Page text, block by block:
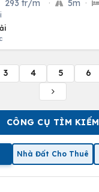
CÔNG CỤ TÌM KIẾM
Nhà Đất Cho Thuê
293 tr/m · 5m ·
3 4 5 6